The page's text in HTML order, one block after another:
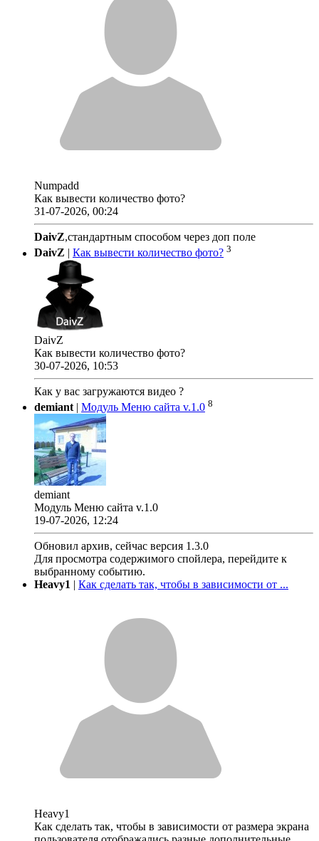
Numpadd
Как вывести количество фото?
31-07-2026, 00:24
DaivZ,стандартным способом через доп поле
DaivZ
Как вывести количество фото? 3
DaivZ
Как вывести количество фото?
30-07-2026, 10:53
Как у вас загружаются видео ?
demiant | Модуль Меню сайта v.1.0 8
demiant
Модуль Меню сайта v.1.0
19-07-2026, 12:24
Обновил архив, сейчас версия 1.3.0
Для просмотра содержимого спойлера, перейдите к
выбранному событию.
Heavy1 | Как сделать так, чтобы в зависимости от ...
Heavy1
Как сделать так, чтобы в зависимости от размера экрана